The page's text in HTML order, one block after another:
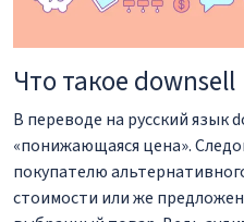
Что такое downsell
В переводе на русский язык
«понижающаяся цена».
покупателю
стоимости или же